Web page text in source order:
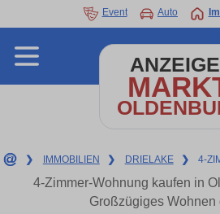
Event Auto
❯ IMMOBILIEN ❯ DRIELAKE ❯ 4-
4-Zimmer-Wohnung kaufen in
Großzügiges Wohnen